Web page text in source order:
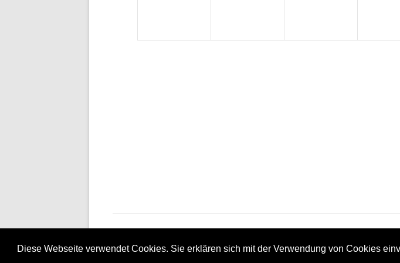
Diese Webseite verwendet Cookies. Sie erklären sich mit der Verwendung von Cookies